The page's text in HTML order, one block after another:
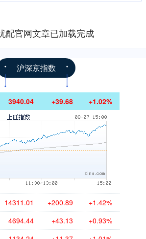
配官网文章已加载完成
沪深京指数
3940.04 +39.68 +1.02%
14311.01 +200.89 +1.42%
4694.44 +43.13 +0.93%